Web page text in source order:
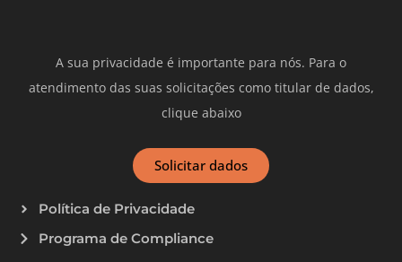
A sua privacidade é importante para nós. Para o
atendimento das suas solicitações como titular de dados,
clique abaixo
Solicitar dados
Política de Privacidade
Programa de Compliance